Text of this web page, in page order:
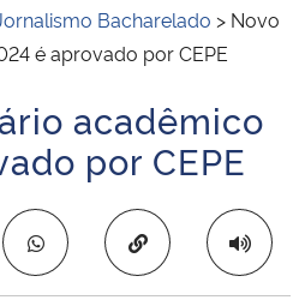
Bacharelado > Novo
é aprovado por CEPE
acadêmico
por CEPE
Copiar para área